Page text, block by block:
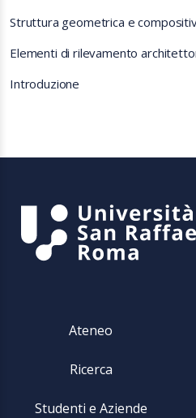
Struttura geometrica e
Elementi di rilevamento
Introduzione
Ateneo
Ricerca
Studenti e Aziende